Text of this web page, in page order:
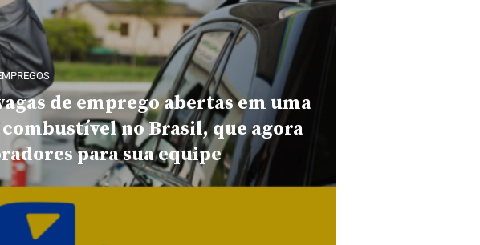
de emprego abertas em uma
no Brasil, que agora
para sua equipe